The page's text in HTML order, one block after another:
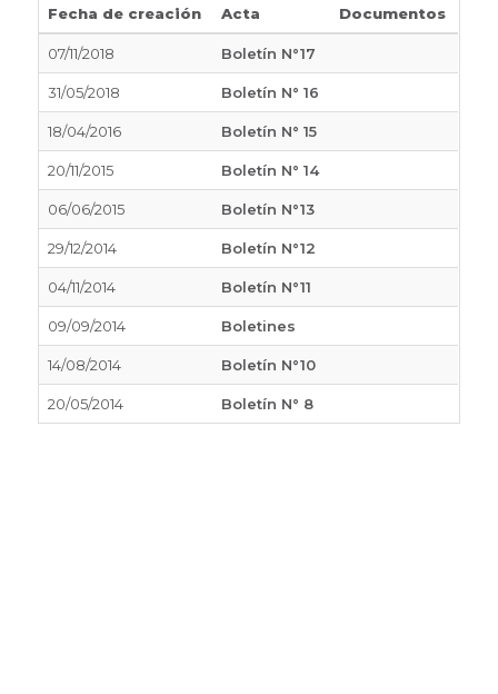
Fecha de creación Acta Documentos
07/11/2018 Boletín N°17
31/05/2018 Boletín N° 16
18/04/2016 Boletín N° 15
20/11/2015 Boletín N° 14
06/06/2015 Boletín N°13
29/12/2014 Boletín N°12
04/11/2014 Boletín N°11
09/09/2014 Boletines
14/08/2014 Boletín N°10
20/05/2014 Boletín N° 8